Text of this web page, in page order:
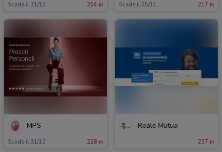
Scade il 31/12 204 m Scade il 05/11 217 m
MPS
Scade il 31/12 228 m
Reale Mutua
237 m